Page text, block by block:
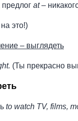
at–
это!)
– выглядеть
(Ты прекрасно
to watch TV, films,